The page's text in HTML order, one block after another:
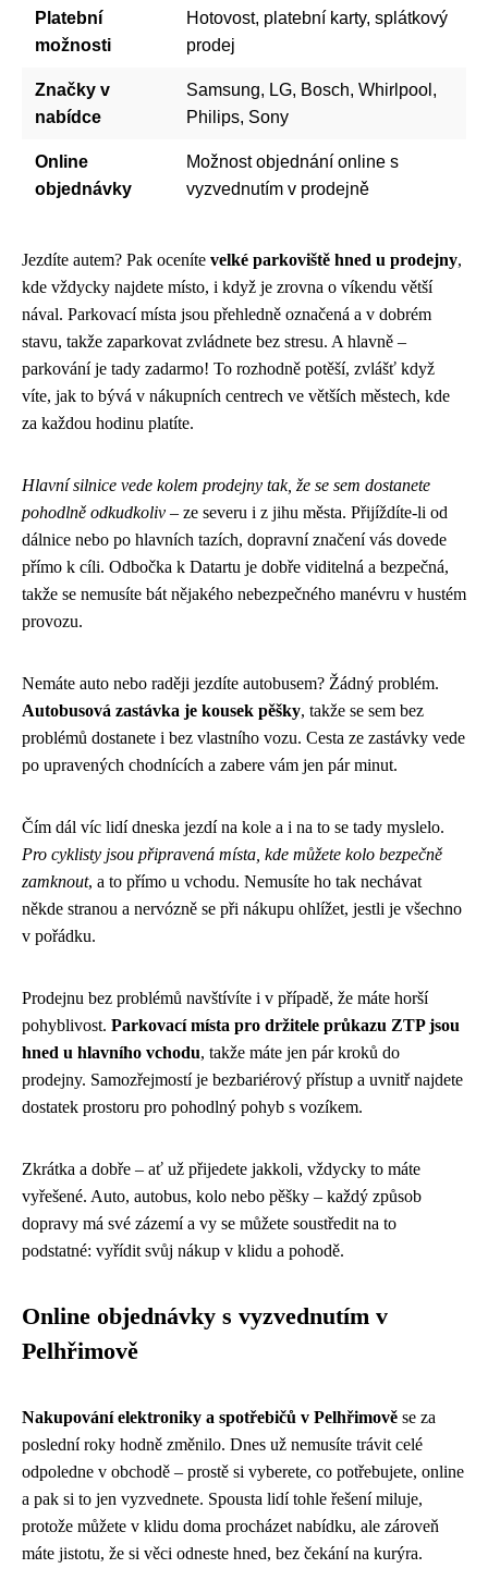
Platební
možnosti
Hotovost, platební karty, splátkový
prodej
Značky v
nabídce
Samsung, LG, Bosch, Whirlpool,
Philips, Sony
Online
objednávky
Možnost objednání online s
vyzvednutím v prodejně
Jezdíte autem? Pak oceníte velké parkoviště hned u prodejny,
kde vždycky najdete místo, i když je zrovna o víkendu větší
nával. Parkovací místa jsou přehledně označená a v dobrém
stavu, takže zaparkovat zvládnete bez stresu. A hlavně –
parkování je tady zadarmo! To rozhodně potěší, zvlášť když
víte, jak to bývá v nákupních centrech ve větších městech, kde
za každou hodinu platíte.
Hlavní silnice vede kolem prodejny tak, že se sem dostanete
pohodlně odkudkoliv – ze severu i z jihu města. Přijíždíte-li od
dálnice nebo po hlavních tazích, dopravní značení vás dovede
přímo k cíli. Odbočka k Datartu je dobře viditelná a bezpečná,
takže se nemusíte bát nějakého nebezpečného manévru v hustém
provozu.
Nemáte auto nebo raději jezdíte autobusem? Žádný problém.
Autobusová zastávka je kousek pěšky, takže se sem bez
problémů dostanete i bez vlastního vozu. Cesta ze zastávky vede
po upravených chodnících a zabere vám jen pár minut.
Čím dál víc lidí dneska jezdí na kole a i na to se tady myslelo.
Pro cyklisty jsou připravená místa, kde můžete kolo bezpečně
zamknout, a to přímo u vchodu. Nemusíte ho tak nechávat
někde stranou a nervózně se při nákupu ohlížet, jestli je všechno
v pořádku.
Prodejnu bez problémů navštívíte i v případě, že máte horší
pohyblivost. Parkovací místa pro držitele průkazu ZTP jsou
hned u hlavního vchodu, takže máte jen pár kroků do
prodejny. Samozřejmostí je bezbariérový přístup a uvnitř najdete
dostatek prostoru pro pohodlný pohyb s vozíkem.
Zkrátka a dobře – ať už přijedete jakkoli, vždycky to máte
vyřešené. Auto, autobus, kolo nebo pěšky – každý způsob
dopravy má své zázemí a vy se můžete soustředit na to
podstatné: vyřídit svůj nákup v klidu a pohodě.
Online objednávky s vyzvednutím v
Pelhřimově
Nakupování elektroniky a spotřebičů v Pelhřimově se za
poslední roky hodně změnilo. Dnes už nemusíte trávit celé
odpoledne v obchodě – prostě si vyberete, co potřebujete, online
a pak si to jen vyzvednete. Spousta lidí tohle řešení miluje,
protože můžete v klidu doma procházet nabídku, ale zároveň
máte jistotu, že si věci odneste hned, bez čekání na kurýra.